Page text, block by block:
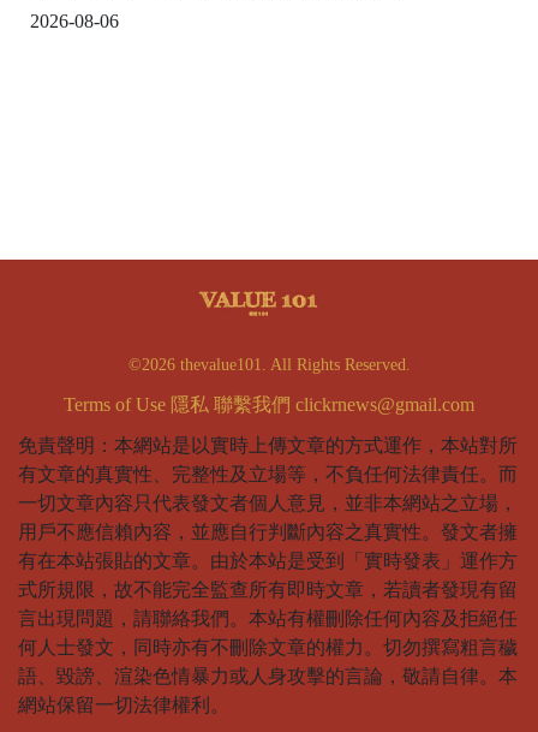
2026-08-06
©2026 thevalue101. All Rights Reserved.
Terms of Use 隱私 聯繫我們 clickrnews@gmail.com
免責聲明：本網站是以實時上傳文章的方式運作，本站對所
有文章的真實性、完整性及立場等，不負任何法律責任。而
一切文章內容只代表發文者個人意見，並非本網站之立場，
用戶不應信賴內容，並應自行判斷內容之真實性。發文者擁
有在本站張貼的文章。由於本站是受到「實時發表」運作方
式所規限，故不能完全監查所有即時文章，若讀者發現有留
言出現問題，請聯絡我們。本站有權刪除任何內容及拒絕任
何人士發文，同時亦有不刪除文章的權力。切勿撰寫粗言穢
語、毀謗、渲染色情暴力或人身攻擊的言論，敬請自律。本
網站保留一切法律權利。